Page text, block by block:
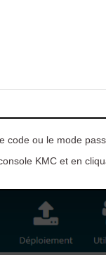
code ou le mode
KMC et en